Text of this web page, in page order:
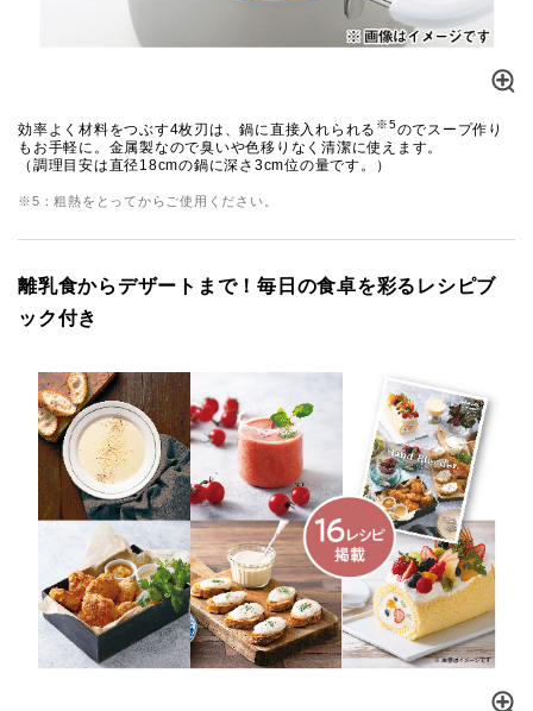
効率よく材料をつぶす4枚刃は、鍋に直接入れられる ※5のでスープ作り
もお手軽に。金属製なので臭いや色移りなく清潔に使えます。
（調理目安は直径18cmの鍋に深さ3cm位の量です。）
※5：粗熱をとってからご使用ください。
離乳食からデザートまで！毎日の食卓を彩るレシピブ
ック付き